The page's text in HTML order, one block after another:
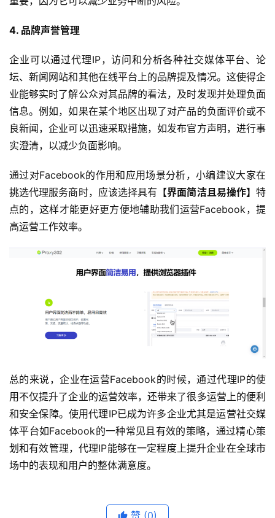
4. 品牌声誉管理
企业可以通过代理IP，访问和分析各种社交媒体平台、论
坛、新闻网站和其他在线平台上的品牌提及情况。这使得企
业能够实时了解公众对其品牌的看法，及时发现并处理负面
信息。例如，如果在某个地区出现了对产品的负面评价或不
良新闻，企业可以迅速采取措施，如发布官方声明，进行事
实澄清，以减少负面影响。
通过对Facebook的作用和应用场景分析，小编建议大家在
挑选代理服务商时，应该选择具有 【界面简洁且易操作】特
点的，这样才能更好更方便地辅助我们运营Facebook，提
高运营工作效率。
总的来说，企业在运营Facebook的时候，通过代理IP的使
用不仅提升了企业的运营效率，还带来了很多运营上的便利
和安全保障。使用代理IP已成为许多企业尤其是运营社交媒
体平台如Facebook的一种常见且有效的策略，通过精心策
划和有效管理，代理IP能够在一定程度上提升企业在全球市
场中的表现和用户的整体满意度。
赞 (0)